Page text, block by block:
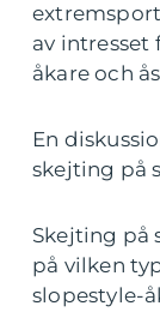
av intresset
åkare och
En
skejting på
Skejting på
på vilken
slopestyle-